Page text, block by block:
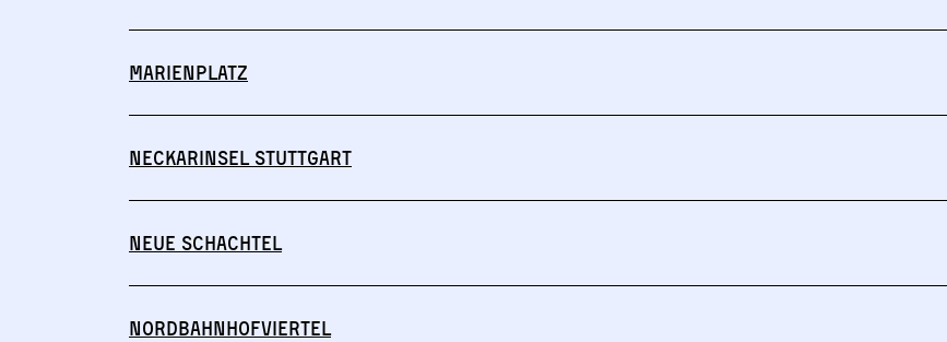
Marienplatz
Neckarinsel Stuttgart
Neue Schachtel
Nordbahnhofviertel